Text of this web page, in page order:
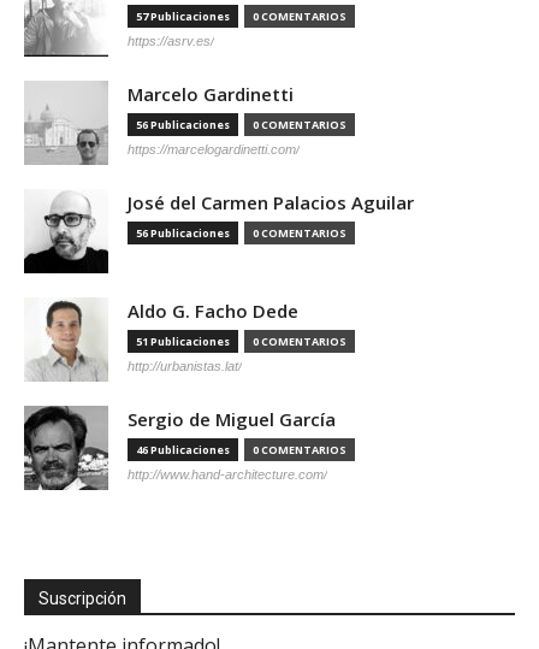
57 Publicaciones 0 COMENTARIOS
https://asrv.es/
Marcelo Gardinetti
56 Publicaciones 0 COMENTARIOS
https://marcelogardinetti.com/
José del Carmen Palacios Aguilar
56 Publicaciones 0 COMENTARIOS
Aldo G. Facho Dede
51 Publicaciones 0 COMENTARIOS
http://urbanistas.lat/
Sergio de Miguel García
46 Publicaciones 0 COMENTARIOS
http://www.hand-architecture.com/
Suscripción